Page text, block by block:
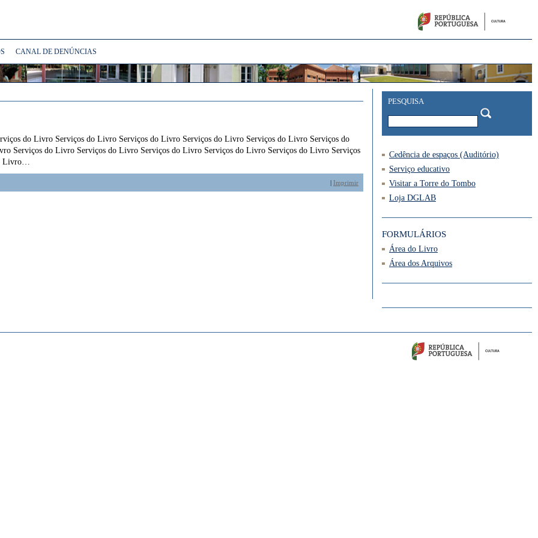
CANAL DE DENÚNCIAS
do Livro Serviços do Livro Serviços do Livro Serviços do Livro Serviços do Livro Serviços do
Serviços do Livro Serviços do Livro Serviços do Livro Serviços do Livro Serviços do Livro Serviços
Livro…
| Imprimir
PESQUISA
Cedência de espaços (Auditório)
Serviço educativo
Visitar a Torre do Tombo
Loja DGLAB
FORMULÁRIOS
Área do Livro
Área dos Arquivos